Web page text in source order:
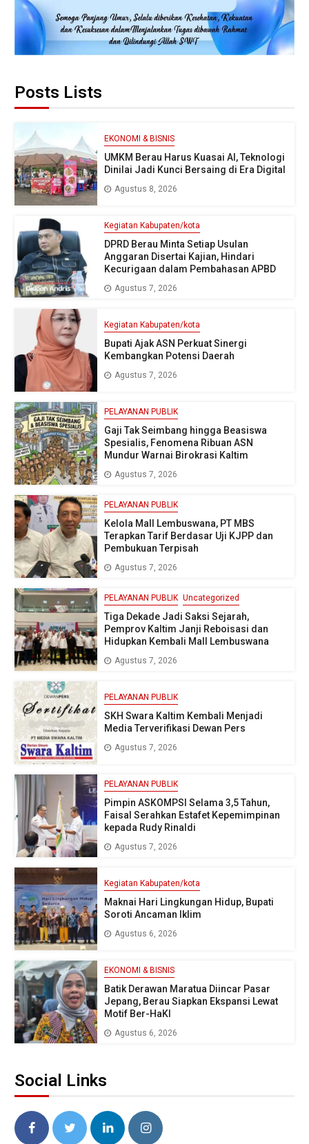
Posts Lists
EKONOMI & BISNIS
UMKM Berau Harus Kuasai AI, Teknologi
Dinilai Jadi Kunci Bersaing di Era Digital
Agustus 8, 2026
Kegiatan Kabupaten/kota
DPRD Berau Minta Setiap Usulan
Anggaran Disertai Kajian, Hindari
Kecurigaan dalam Pembahasan APBD
Agustus 7, 2026
Kegiatan Kabupaten/kota
Bupati Ajak ASN Perkuat Sinergi
Kembangkan Potensi Daerah
Agustus 7, 2026
PELAYANAN PUBLIK
Gaji Tak Seimbang hingga Beasiswa
Spesialis, Fenomena Ribuan ASN
Mundur Warnai Birokrasi Kaltim
Agustus 7, 2026
PELAYANAN PUBLIK
Kelola Mall Lembuswana, PT MBS
Terapkan Tarif Berdasar Uji KJPP dan
Pembukuan Terpisah
Agustus 7, 2026
PELAYANAN PUBLIK Uncategorized
Tiga Dekade Jadi Saksi Sejarah,
Pemprov Kaltim Janji Reboisasi dan
Hidupkan Kembali Mall Lembuswana
Agustus 7, 2026
PELAYANAN PUBLIK
SKH Swara Kaltim Kembali Menjadi
Media Terverifikasi Dewan Pers
Agustus 7, 2026
PELAYANAN PUBLIK
Pimpin ASKOMPSI Selama 3,5 Tahun,
Faisal Serahkan Estafet Kepemimpinan
kepada Rudy Rinaldi
Agustus 7, 2026
Kegiatan Kabupaten/kota
Maknai Hari Lingkungan Hidup, Bupati
Soroti Ancaman Iklim
Agustus 6, 2026
EKONOMI & BISNIS
Batik Derawan Maratua Diincar Pasar
Jepang, Berau Siapkan Ekspansi Lewat
Motif Ber-HaKI
Agustus 6, 2026
Social Links